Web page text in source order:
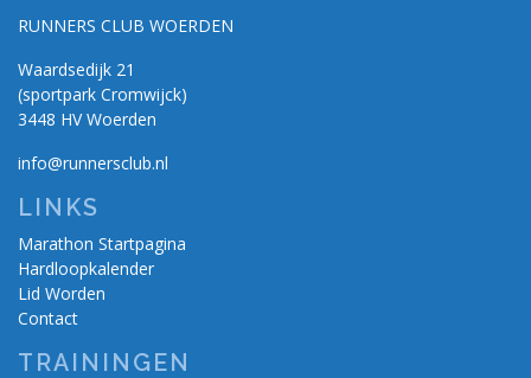
RUNNERS CLUB WOERDEN
Waardsedijk 21
(sportpark Cromwijck)
3448 HV Woerden
info@runnersclub.nl
LINKS
Marathon Startpagina
Hardloopkalender
Lid Worden
Contact
TRAININGEN